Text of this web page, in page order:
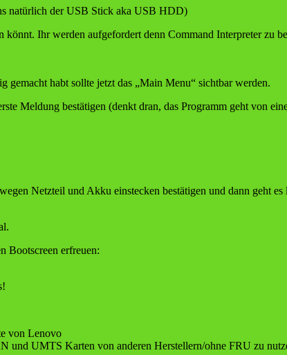
natürlich der USB Stick aka USB HDD)
Ihr werden aufgefordert denn Command Interpreter zu
habt sollte jetzt das „Main Menu“ sichtbar werden.
Meldung bestätigen (denkt dran, das Programm geht von
Netzteil und Akku einstecken bestätigen und dann geht es
Bootscreen erfreuen:
von Lenovo
UMTS Karten von anderen Herstellern/ohne FRU zu